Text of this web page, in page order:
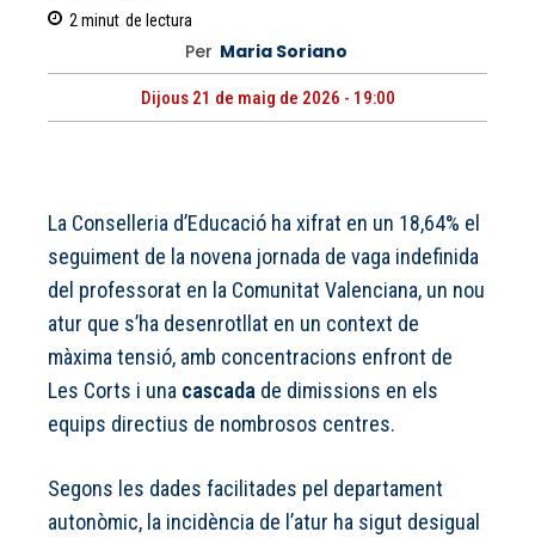
2 minut de lectura
Per Maria Soriano
Dijous 21 de maig de 2026 - 19:00
La Conselleria d’Educació ha xifrat en un 18,64% el
seguiment de la novena jornada de vaga indefinida
del professorat en la Comunitat Valenciana, un nou
atur que s’ha desenrotllat en un context de
màxima tensió, amb concentracions enfront de
Les Corts i una cascada de dimissions en els
equips directius de nombrosos centres.
Segons les dades facilitades pel departament
autonòmic, la incidència de l’atur ha sigut desigual